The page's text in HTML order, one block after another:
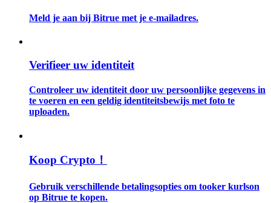
Futures-startgids
Handelsstrategieën
Meld je aan bij Bitrue met je e-mailadres.
Verifieer uw identiteit
Controleer uw identiteit door uw persoonlijke gegevens in
te voeren en een geldig identiteitsbewijs met foto te
uploaden.
Koop Crypto！
Gebruik verschillende betalingsopties om tooker kurlson
op Bitrue te kopen.